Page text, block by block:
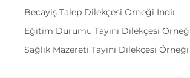
Becayiş Talep Dilekçesi Örneği İndir
Eğitim Durumu Tayini Dilekçesi
Sağlık Mazereti Tayini Dilekçesi